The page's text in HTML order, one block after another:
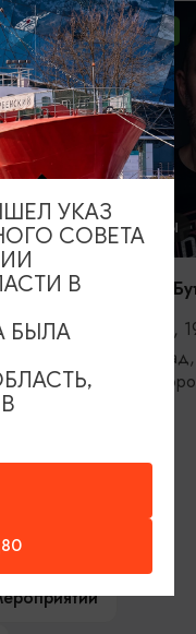
ОТ 1000₽
КОНЦЕРТЫ
Константин
11.09.2026,
САЙТЕ
виза
УКАЗ
СОВЕТА
В
БЫЛА